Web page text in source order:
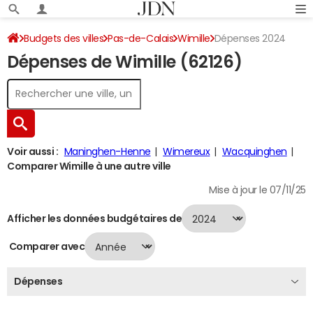
Budgets des villes Pas-de-Calais Wimille Dépenses 2024
Dépenses de Wimille (62126)
Voir aussi : Maninghen-Henne Wimereux
Wacquinghen
Comparer Wimille à une autre ville
Mise à jour le 07/11/25
Afficher les données budgétaires de
Comparer avec
Dépenses